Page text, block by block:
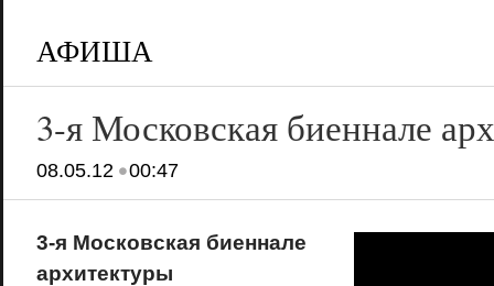
АФИША
3-я Московская биеннале
08.05.12•00:47
3-я Московская биеннале
архитектуры